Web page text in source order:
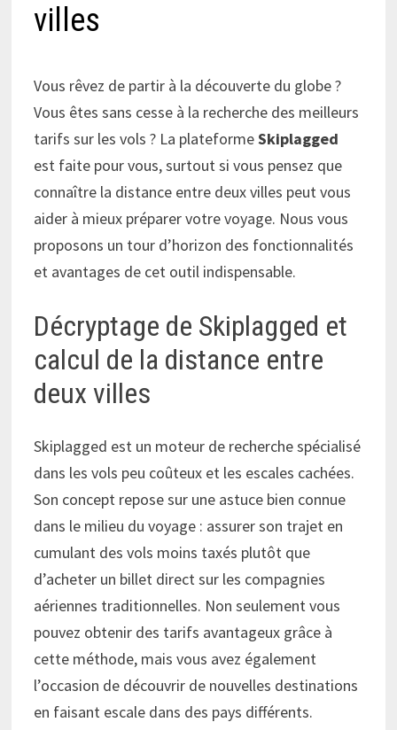
villes
Vous rêvez de partir à la découverte du globe ?
Vous êtes sans cesse à la recherche des meilleurs
tarifs sur les vols ? La plateformeSkiplagged
est faite pour vous, surtout si vous pensez que
connaître la distance entre deux villes peut vous
aider à mieux préparer votre voyage. Nous vous
proposons un tour d’horizon des fonctionnalités
et avantages de cet outil indispensable.
Décryptage de Skiplagged et
calcul de la distance entre
deux villes
Skiplagged est un moteur de recherche spécialisé
dans les vols peu coûteux et les escales cachées.
Son concept repose sur une astuce bien connue
dans le milieu du voyage : assurer son trajet en
cumulant des vols moins taxés plutôt que
d’acheter un billet direct sur les compagnies
aériennes traditionnelles. Non seulement vous
pouvez obtenir des tarifs avantageux grâce à
cette méthode, mais vous avez également
l’occasion de découvrir de nouvelles destinations
en faisant escale dans des pays différents.